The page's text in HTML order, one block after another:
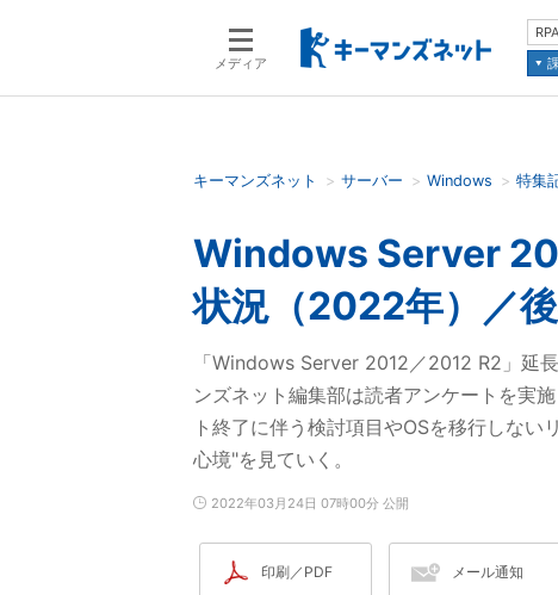
メディア
検索語を入力してください
キーマンズネット サーバー Windows 特集
Windows Server
状況（2022年）／
「Windows Server 2012／2012 R2」延
ンズネット編集部は読者アンケートを実
ト終了に伴う検討項目やOSを移行しな
心境"を見ていく。
2022年03月24日 07時00分 公開
印刷／PDF メール通知